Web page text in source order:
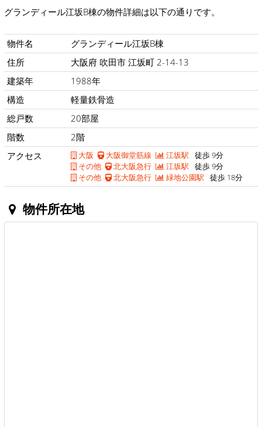
グランディール江坂B棟の物件詳細は以下の通りです。
物件名
グランディール江坂B棟
住所
大阪府 吹田市 江坂町 2-14-13
建築年
1988年
構造
軽量鉄骨造
総戸数
20部屋
階数
2階
アクセス
大阪 大阪御堂筋線 江坂駅 徒歩 9分
その他
北大阪急行 江坂駅 徒歩 9分
その他
北大阪急行 緑地公園駅 徒歩 18分
物件所在地